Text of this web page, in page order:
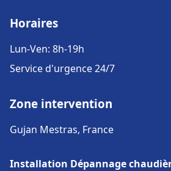
Horaires
Lun-Ven: 8h-19h
Service d'urgence 24/7
Zone intervention
Gujan Mestras, France
Installation Dépannage